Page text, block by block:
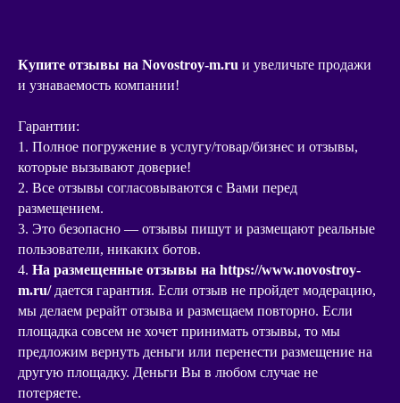
Купите отзывы на Novostroy-m.ru и увеличьте продажи
и узнаваемость компании!
Гарантии:
1. Полное погружение в услугу/товар/бизнес и отзывы,
которые вызывают доверие!
2. Все отзывы согласовываются с Вами перед
размещением.
3. Это безопасно — отзывы пишут и размещают реальные
пользователи, никаких ботов.
4. На размещенные отзывы на https://www.novostroy-
m.ru/дается гарантия. Если отзыв не пройдет модерацию,
мы делаем рерайт отзыва и размещаем повторно. Если
площадка совсем не хочет принимать отзывы, то мы
предложим вернуть деньги или перенести размещение на
другую площадку. Деньги Вы в любом случае не
потеряете.